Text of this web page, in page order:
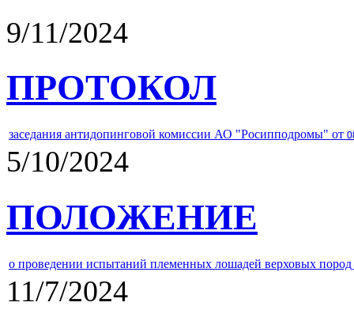
9/11/2024
ПРОТОКОЛ
заседания антидопинговой комиссии АО "Росипподромы" от
5/10/2024
ПОЛОЖЕНИЕ
о проведении испытаний племенных лошадей верховых
11/7/2024